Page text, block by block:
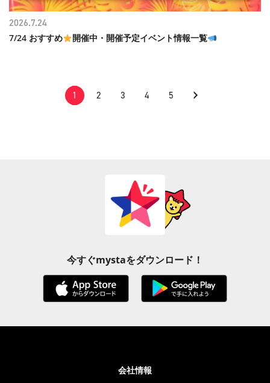
7/24 おすすめ 開催中・開催予定イベント情報一覧
2026.7.24
1 2 3 4 5 ›
今すぐmystaをダウンロード！
会社情報